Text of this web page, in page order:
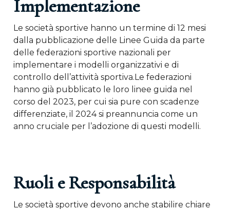
Implementazione
Le società sportive hanno un termine di 12 mesi
dalla pubblicazione delle Linee Guida da parte
delle federazioni sportive nazionali per
implementare i modelli organizzativi e di
controllo dell’attività sportiva.Le federazioni
hanno già pubblicato le loro linee guida nel
corso del 2023, per cui sia pure con scadenze
differenziate, il 2024 si preannuncia come un
anno cruciale per l’adozione di questi modelli.
Ruoli e Responsabilità
Le società sportive devono anche stabilire chiare